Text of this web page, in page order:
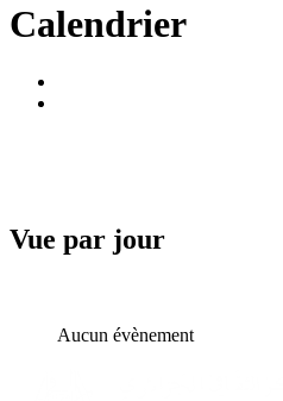
Calendrier
Vue par jour
Aucun évènement